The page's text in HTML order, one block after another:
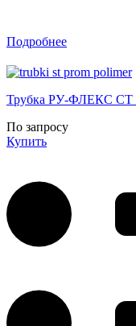
Подробнее
Трубка РУ-ФЛЕКС
По запросу
Купить